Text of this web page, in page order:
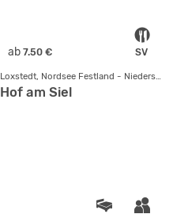
ab 7.50 € SV
Loxstedt, Nordsee Festland - Niedersachsen
Hof am Siel